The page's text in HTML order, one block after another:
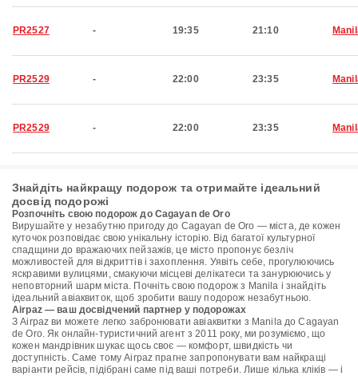
PR2527 - 19:35 21:10
PR2529 - 22:00 23:35
PR2529 - 22:00 23:35
Знайдіть найкращу подорож та отримайте ідеальний
досвід подорожі
Розпочніть свою подорож до Cagayan de Oro
Вирушайте у незабутню пригоду до Cagayan de Oro — міста, де кожен
куточок розповідає свою унікальну історію. Від багатої культурної
спадщини до вражаючих пейзажів, це місто пропонує безліч
можливостей для відкриттів і захоплення. Уявіть себе, прогулюючись
яскравими вулицями, смакуючи місцеві делікатеси та занурюючись у
неповторний шарм міста. Почніть свою подорож з Manila і знайдіть
ідеальний авіаквиток, щоб зробити вашу подорож незабутньою.
Airpaz — ваш досвідчений партнер у подорожах
З Airpaz ви можете легко забронювати авіаквитки з Manila до Cagayan
de Oro. Як онлайн-туристичний агент з 2011 року, ми розуміємо, що
кожен мандрівник шукає щось своє — комфорт, швидкість чи
доступність. Саме тому Airpaz прагне запропонувати вам найкращі
варіанти рейсів, підібрані саме під ваші потреби. Лише кілька кліків — і